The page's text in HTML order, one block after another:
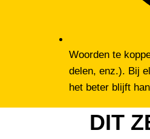
Woorden te
delen, enz.). Bij
het beter blijft
DIT